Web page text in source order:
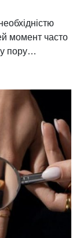
момент часто
пору…